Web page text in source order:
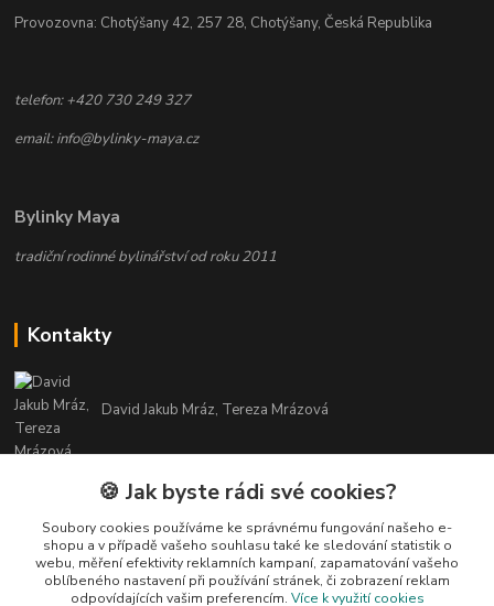
Provozovna: Chotýšany 42, 257 28, Chotýšany, Česká Republika
telefon: +420 730 249 327
email: info@bylinky-maya.cz
Bylinky Maya
tradiční rodinné bylinářství od roku 2011
Kontakty
David Jakub Mráz, Tereza Mrázová
info@bylinky-maya.cz
🍪 Jak byste rádi své cookies?
Soubory cookies používáme ke správnému fungování našeho e-
shopu a v případě vašeho souhlasu také ke sledování statistik o
webu, měření efektivity reklamních kampaní, zapamatování vašeho
oblíbeného nastavení při používání stránek, či zobrazení reklam
odpovídajících vašim preferencím. Více k využití cookies